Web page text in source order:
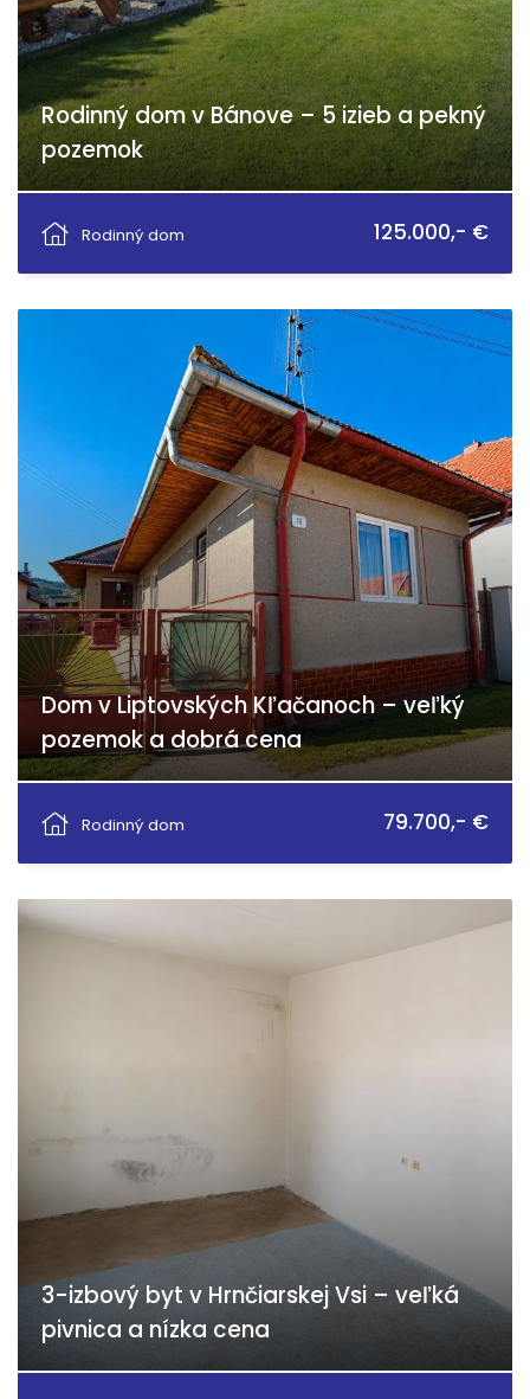
Rodinný dom v Bánove – 5 izieb a pekný
pozemok
Rodinný dom
125.000,- €
Dom v Liptovských Kľačanoch – veľký
pozemok a dobrá cena
Rodinný dom
79.700,- €
3-izbový byt v Hrnčiarskej Vsi – veľká
pivnica a nízka cena